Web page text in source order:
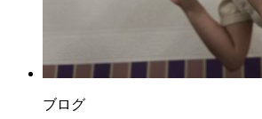
ブログ